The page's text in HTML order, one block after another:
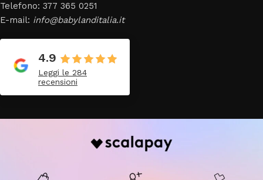
Telefono: 377 365 0251
E-mail: info@babylanditalia.it
4.9
Leggi le 284
recensioni